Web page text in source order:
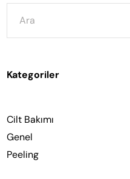
şunun
için
ara:
Kategoriler
Cilt Bakımı
Genel
Peeling